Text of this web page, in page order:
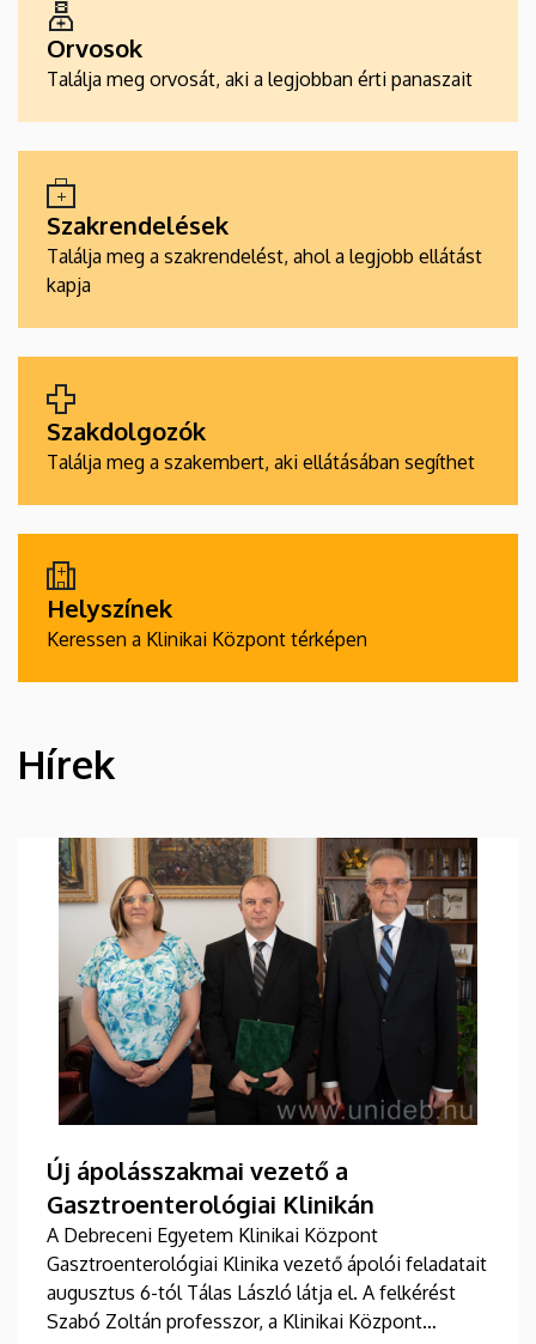
SZOLGÁLTATÁSKERESŐK
Orvosok
Találja meg orvosát, aki a legjobban érti panaszait
Szakrendelések
Találja meg a szakrendelést, ahol a legjobb ellátást
kapja
Szakdolgozók
Találja meg a szakembert, aki ellátásában segíthet
Helyszínek
Keressen a Klinikai Központ térképen
HÍREK
Hírek
Új ápolásszakmai vezető a
Gasztroenterológiai Klinikán
A Debreceni Egyetem Klinikai Központ
Gasztroenterológiai Klinika vezető ápolói feladatait
augusztus 6-tól Tálas László látja el. A felkérést
Szabó Zoltán professzor, a Klinikai Központ